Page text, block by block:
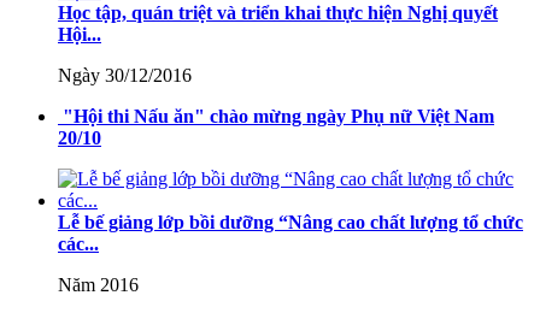
Học tập, quán triệt và triển khai thực hiện Nghị quyết
Hội...
Ngày 30/12/2016
"Hội thi Nấu ăn" chào mừng ngày Phụ nữ Việt Nam
20/10
Lễ bế giảng lớp bồi dưỡng “Nâng cao chất lượng tổ chức
các...
Năm 2016